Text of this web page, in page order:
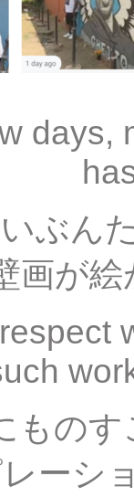
days,
ぶん
画が
もの
ーシ